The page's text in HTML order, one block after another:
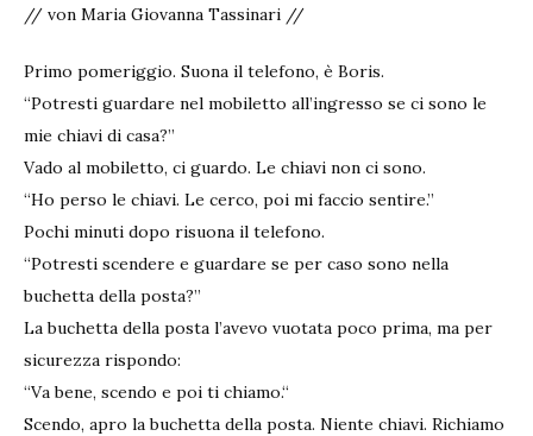
Typen
L’altra
faccia
medaglia
// von Maria Giovanna Tassinari //
Primo pomeriggio. Suona il telefono, è Boris.
“Potresti guardare nel mobiletto all’ingresso se ci sono le
mie chiavi di casa?”
Vado al mobiletto, ci guardo. Le chiavi non ci sono.
“Ho perso le chiavi. Le cerco, poi mi faccio sentire.”
Pochi minuti dopo risuona il telefono.
“Potresti scendere e guardare se per caso sono nella
buchetta della posta?”
La buchetta della posta l’avevo vuotata poco prima, ma per
sicurezza rispondo:
“Va bene, scendo e poi ti chiamo.“
Scendo, apro la buchetta della posta. Niente chiavi. Richiamo